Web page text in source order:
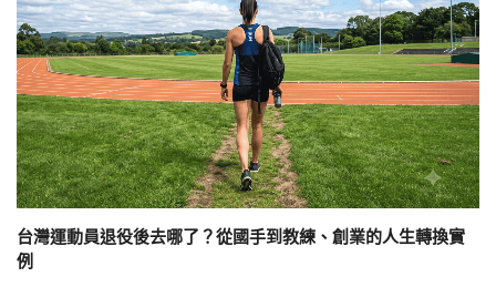
台灣運動員退役後去哪了？從國手到教練、創業的人生轉換實
例